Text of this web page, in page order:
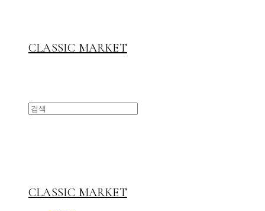
CLASSIC MARKET
CLASSIC MARKET